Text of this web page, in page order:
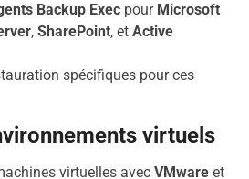
Backup Exec pour Microsoft
,SharePoint, etActive
spécifiques pour ces
virtuels
virtuelles avecVMware et